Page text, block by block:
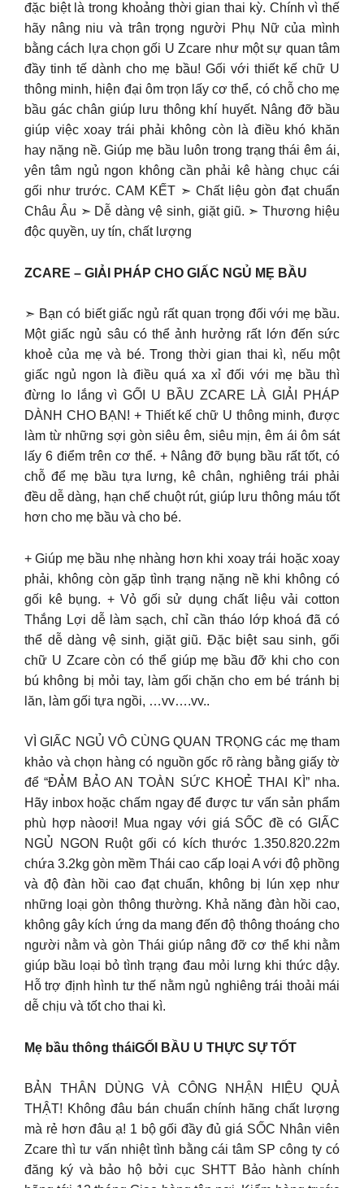
đặc biệt là trong khoảng thời gian thai kỳ. Chính vì thế
hãy nâng niu và trân trọng người Phụ Nữ của mình
bằng cách lựa chọn gối U Zcare như một sự quan tâm
đầy tinh tế dành cho mẹ bầu! Gối với thiết kế chữ U
thông minh, hiện đại ôm trọn lấy cơ thể, có chỗ cho mẹ
bầu gác chân giúp lưu thông khí huyết. Nâng đỡ bầu
giúp việc xoay trái phải không còn là điều khó khăn
hay nặng nề. Giúp mẹ bầu luôn trong trạng thái êm ái,
yên tâm ngủ ngon không cần phải kê hàng chục cái
gối như trước. CAM KẾT ➣ Chất liệu gòn đạt chuẩn
Châu Âu ➣ Dễ dàng vệ sinh, giặt giũ. ➣ Thương hiệu
độc quyền, uy tín, chất lượng
ZCARE – GIẢI PHÁP CHO GIẤC NGỦ MẸ BẦU
➣ Bạn có biết giấc ngủ rất quan trọng đối với mẹ bầu.
Một giấc ngủ sâu có thể ảnh hưởng rất lớn đến sức
khoẻ của mẹ và bé. Trong thời gian thai kì, nếu một
giấc ngủ ngon là điều quá xa xỉ đối với mẹ bầu thì
đừng lo lắng vì GỐI U BẦU ZCARE LÀ GIẢI PHÁP
DÀNH CHO BẠN! + Thiết kế chữ U thông minh, được
làm từ những sợi gòn siêu êm, siêu mịn, êm ái ôm sát
lấy 6 điểm trên cơ thể. + Nâng đỡ bụng bầu rất tốt, có
chỗ để mẹ bầu tựa lưng, kê chân, nghiêng trái phải
đều dễ dàng, hạn chế chuột rút, giúp lưu thông máu tốt
hơn cho mẹ bầu và cho bé.
+ Giúp mẹ bầu nhẹ nhàng hơn khi xoay trái hoặc xoay
phải, không còn gặp tình trạng nặng nề khi không có
gối kê bụng. + Vỏ gối sử dụng chất liệu vải cotton
Thắng Lợi dễ làm sạch, chỉ cần tháo lớp khoá đã có
thể dễ dàng vệ sinh, giặt giũ. Đặc biệt sau sinh, gối
chữ U Zcare còn có thể giúp mẹ bầu đỡ khi cho con
bú không bị mỏi tay, làm gối chặn cho em bé tránh bị
lăn, làm gối tựa ngồi, …vv….vv..
VÌ GIẤC NGỦ VÔ CÙNG QUAN TRỌNG các mẹ tham
khảo và chọn hàng có nguồn gốc rõ ràng bằng giấy tờ
để “ĐẢM BẢO AN TOÀN SỨC KHOẺ THAI KÌ” nha.
Hãy inbox hoặc chấm ngay để được tư vấn sản phẩm
phù hợp nàoơi! Mua ngay với giá SỐC đề có GIẤC
NGỦ NGON Ruột gối có kích thước 1.350.820.22m
chứa 3.2kg gòn mềm Thái cao cấp loại A với độ phồng
và độ đàn hồi cao đạt chuẩn, không bị lún xẹp như
những loại gòn thông thường. Khả năng đàn hồi cao,
không gây kích ứng da mang đến độ thông thoáng cho
người nằm và gòn Thái giúp nâng đỡ cơ thể khi nằm
giúp bầu loại bỏ tình trạng đau mỏi lưng khi thức dậy.
Hỗ trợ định hình tư thế nằm ngủ nghiêng trái thoải mái
dễ chịu và tốt cho thai kì.
Mẹ bầu thông tháiGỐI BẦU U THỰC SỰ TỐT
BẢN THÂN DÙNG VÀ CÔNG NHẬN HIỆU QUẢ
THẬT! Không đâu bán chuẩn chính hãng chất lượng
mà rẻ hơn đâu ạ! 1 bộ gối đầy đủ giá SỐC Nhân viên
Zcare thì tư vấn nhiệt tình bằng cái tâm SP công ty có
đăng ký và bảo hộ bởi cục SHTT Bảo hành chính